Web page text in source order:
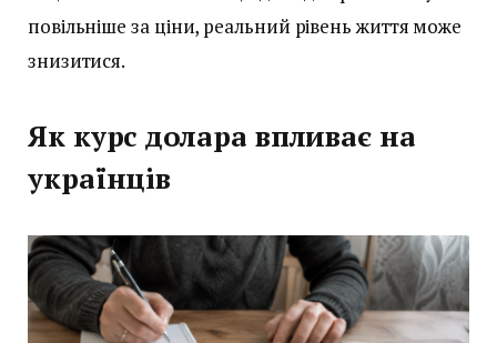
повільніше за ціни, реальний рівень життя може
знизитися.
Як курс долара впливає на
українців